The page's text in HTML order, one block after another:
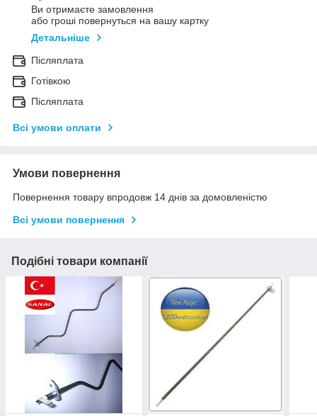
Ви отримаєте замовлення
або гроші повернуться на вашу картку
Детальніше
Післяплата
Готівкою
Післяплата
Всі умови оплати
Умови повернення
Повернення товару впродовж 14 днів за домовленістю
Всі умови повернення
Подібні товари компанії